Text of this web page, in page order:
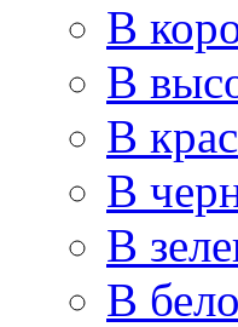
В
В
В
В
В
В